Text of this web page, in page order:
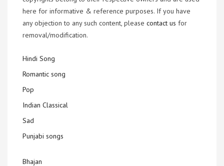
here for informative & reference purposes. If you have
any objection to any such content, please contact us for
removal/modification.
Hindi Song
Romantic song
Pop
Indian Classical
Sad
Punjabi songs
Bhajan